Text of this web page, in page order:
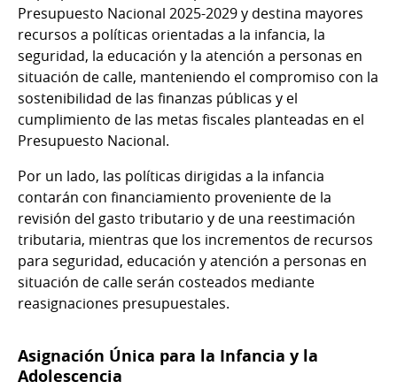
Presupuesto Nacional 2025-2029 y destina mayores
recursos a políticas orientadas a la infancia, la
seguridad, la educación y la atención a personas en
situación de calle, manteniendo el compromiso con la
sostenibilidad de las finanzas públicas y el
cumplimiento de las metas fiscales planteadas en el
Presupuesto Nacional.
Por un lado, las políticas dirigidas a la infancia
contarán con financiamiento proveniente de la
revisión del gasto tributario y de una reestimación
tributaria, mientras que los incrementos de recursos
para seguridad, educación y atención a personas en
situación de calle serán costeados mediante
reasignaciones presupuestales.
Asignación Única para la Infancia y la
Adolescencia